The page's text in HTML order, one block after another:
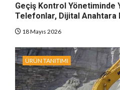
Geçiş Kontrol Yönetiminde
Telefonlar, Dijital Anahtara
18 Mayıs 2026
ÜRÜN TANITIMI